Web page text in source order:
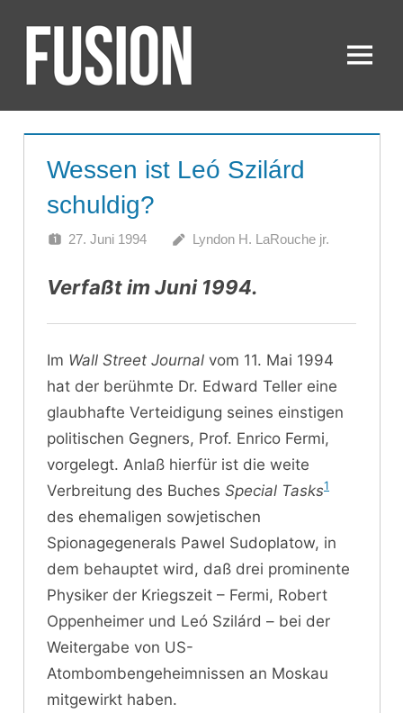
Inhalt
springenFUSION Menü
Wessen ist Leó Szilárd
schuldig?
27. Juni 1994 Lyndon H. LaRouche jr.
Verfaßt im Juni 1994.
Im Wall Street Journal vom 11. Mai 1994
hat der berühmte Dr. Edward Teller eine
glaubhafte Verteidigung seines einstigen
politischen Gegners, Prof. Enrico Fermi,
vorgelegt. Anlaß hierfür ist die weite
Verbreitung des Buches Special Tasks1
des ehemaligen sowjetischen
Spionagegenerals Pawel Sudoplatow, in
dem behauptet wird, daß drei prominente
Physiker der Kriegszeit – Fermi, Robert
Oppenheimer und Leó Szilárd – bei der
Weitergabe von US-
Atombombengeheimnissen an Moskau
mitgewirkt haben.